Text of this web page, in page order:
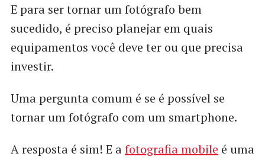
E para ser tornar um fotógrafo bem
sucedido, é preciso planejar em quais
equipamentos você deve ter ou que precisa
investir.
Uma pergunta comum é se é possível se
tornar um fotógrafo com um smartphone.
A resposta é sim! E afotografia mobile é uma